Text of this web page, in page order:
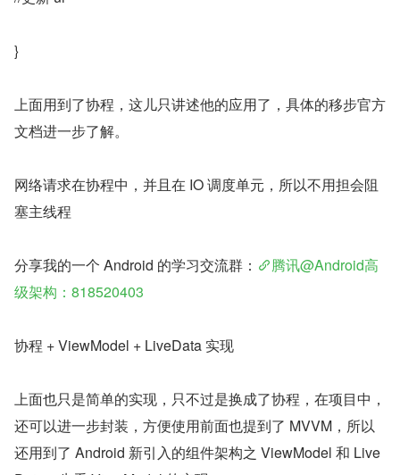
}
上面用到了协程，这儿只讲述他的应用了，具体的移步官方
文档进一步了解。
网络请求在协程中，并且在 IO 调度单元，所以不用担会阻
塞主线程
分享我的一个 Android 的学习交流群：
腾讯@Android高
级架构：818520403
协程 + ViewModel + LiveData 实现
上面也只是简单的实现，只不过是换成了协程，在项目中，
还可以进一步封装，方便使用前面也提到了 MVVM，所以
还用到了 Android 新引入的组件架构之 ViewModel 和 Live